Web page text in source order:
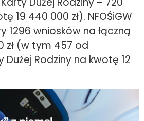
19 440 000 zł). NFOŚiGW
1296 wniosków na łączną
zł (w tym 457 od
Rodziny na kwotę 12